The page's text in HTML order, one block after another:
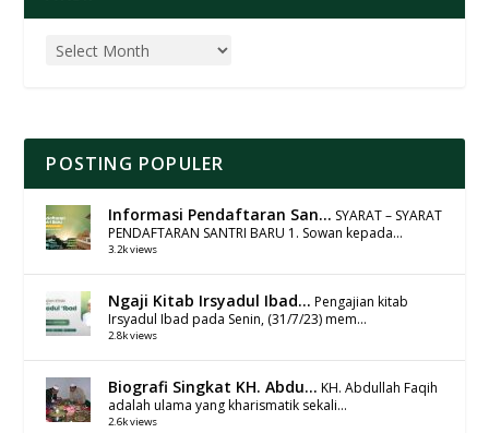
POSTING POPULER
Informasi Pendaftaran San... SYARAT – SYARAT
PENDAFTARAN SANTRI BARU 1. Sowan kepada...
3.2k views
Ngaji Kitab Irsyadul Ibad... Pengajian kitab
Irsyadul Ibad pada Senin, (31/7/23) mem...
2.8k views
Biografi Singkat KH. Abdu... KH. Abdullah Faqih
adalah ulama yang kharismatik sekali...
2.6k views